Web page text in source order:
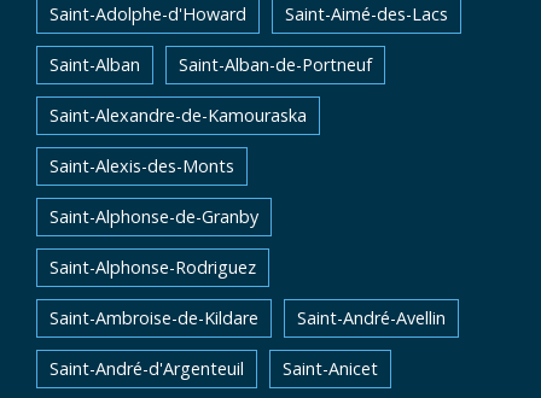
Saint-Adolphe-d'Howard Saint-Aimé-des-Lacs
Saint-Alban Saint-Alban-de-Portneuf
Saint-Alexandre-de-Kamouraska
Saint-Alexis-des-Monts
Saint-Alphonse-de-Granby
Saint-Alphonse-Rodriguez
Saint-Ambroise-de-Kildare Saint-André-Avellin
Saint-André-d'Argenteuil Saint-Anicet